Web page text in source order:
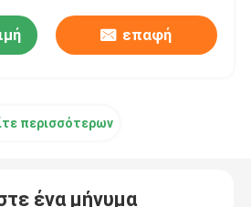
επαφή
περισσότερων
ένα μήνυμα